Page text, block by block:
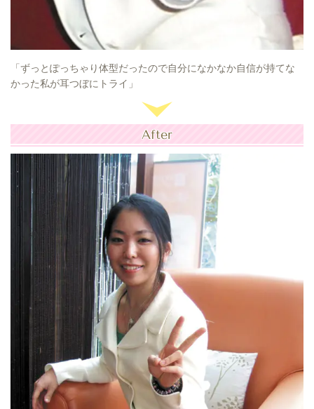
「ずっとぽっちゃり体型だったので自分になかなか自信が持てな
かった私が耳つぼにトライ」
After